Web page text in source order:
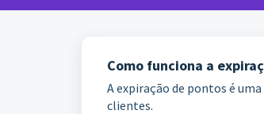
Como funciona a
A expiração de pontos é
clientes.